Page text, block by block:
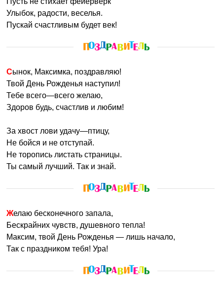
Улыбок, радости, веселья.
Пускай счастливым будет век!
Сынок, Максимка, поздравляю!
Твой День Рожденья наступил!
Тебе всего—всего желаю,
Здоров будь, счастлив и любим!
За хвост лови удачу—птицу,
Не бойся и не отступай.
Не торопись листать страницы.
Ты самый лучший. Так и знай.
Желаю бесконечного запала,
Бескрайних чувств, душевного тепла!
Максим, твой День Рожденья — лишь начало,
Так с праздником тебя! Ура!